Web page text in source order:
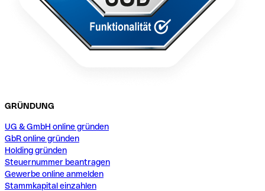
GRÜNDUNG
UG & GmbH online gründen
GbR online gründen
Holding gründen
Steuernummer beantragen
Gewerbe online anmelden
Stammkapital einzahlen